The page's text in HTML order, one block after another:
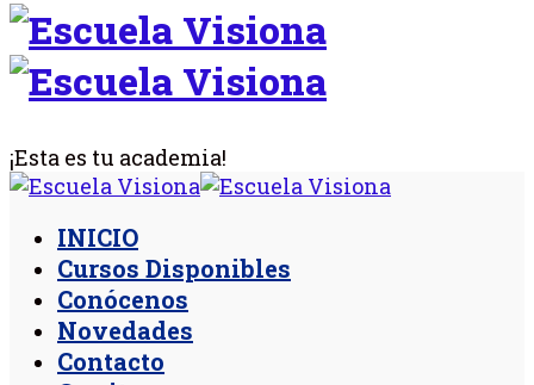
¡Esta es tu academia!
INICIO
Cursos Disponibles
Conócenos
Novedades
Contacto